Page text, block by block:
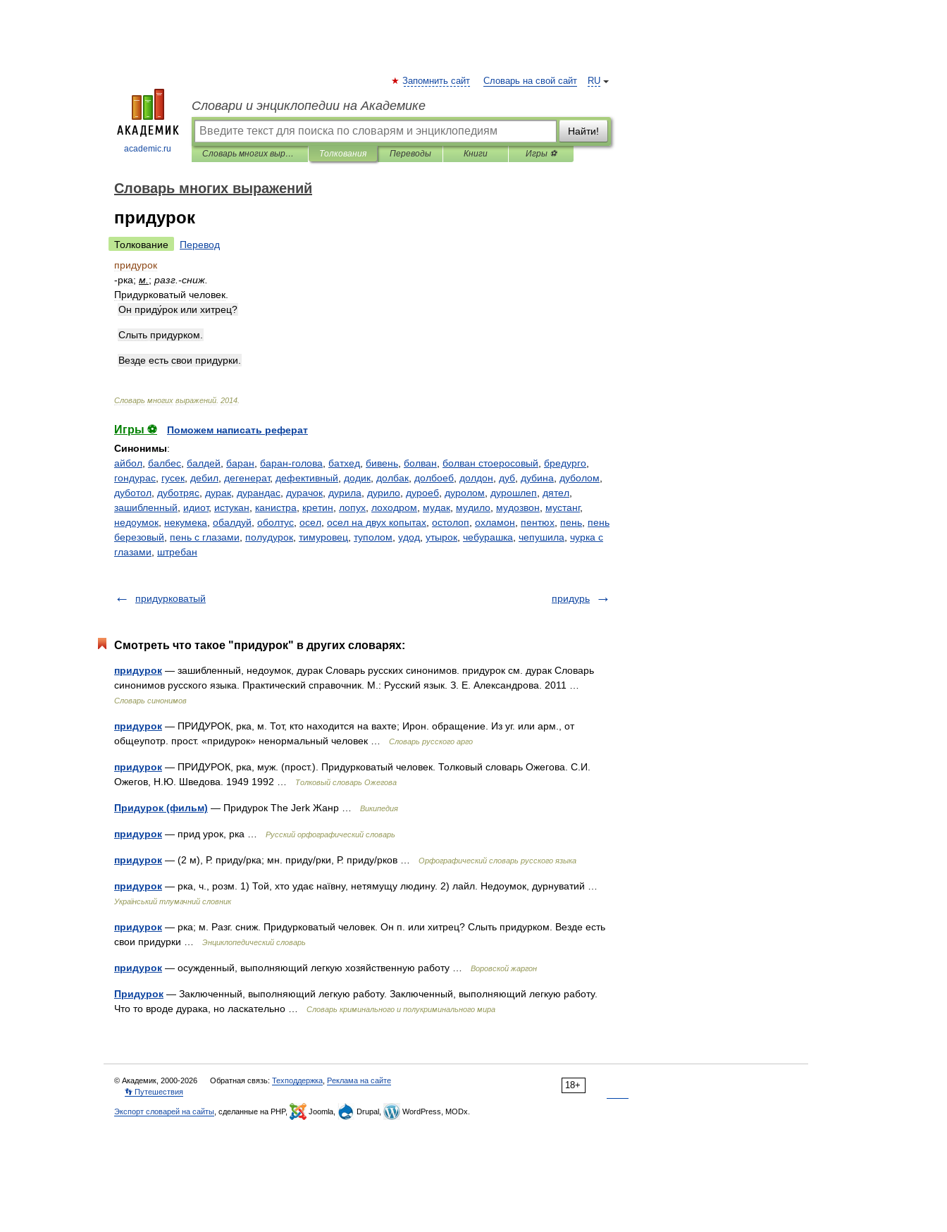
academic.ru
RU
Запомнить сайт Словарь на свой сайт
Словари и энциклопедии на Академике
Найти!
Словарь многих выражений Толкования Переводы Книги Игры ⚽
Словарь многих выражений
придурок
Толкование
Перевод
придурок
-рка; м ; разг .-сниж
Придурковатый человек
Он приду́рок или хитрец?
Слыть придурком
Везде есть свои придурки
Словарь многих выражений 2014
Игры ⚽
Поможем написать реферат
Синонимы:
айбол балбес балдей баран баран-голова батхед бивень болван болван стоеросовый бредурго
гондурас гусек дебил дегенерат, дефективный додик долбак долбоеб долдон дуб дубина дуболом
дуботол дуботряс дурак дурандас дурачок дурила дурило дуроеб дуролом дурошлеп дятел
зашибленный
идиот, истукан канистра кретин лопух лоходром мудак мудило мудозвон мустанг,
недоумок некумека обалдуй оболтус осел осел на двух копытах остолоп охламон пентюх пень пень
березовый
пень с глазами полудурок тимуровец туполом удод утырок чебурашка чепушила чурка с
глазами
штребан
придурковатый придурь
Смотреть что такое "придурок" в других словарях:
придурок — зашибленный, недоумок, дурак Словарь русских синонимов. придурок см. дурак Словарь
синонимов русского языка. Практический справочник. М.: Русский язык. З. Е. Александрова. 2011 …
Словарь синонимов
придурок — ПРИДУРОК, рка, м. Тот, кто находится на вахте; Ирон. обращение. Из уг. или арм., от
общеупотр. прост. «придурок» ненормальный человек …
Словарь русского арго
придурок — ПРИДУРОК, рка, муж. (прост.). Придурковатый человек. Толковый словарь Ожегова. С.И.
Ожегов, Н.Ю. Шведова. 1949 1992 …
Толковый словарь Ожегова
Придурок (фильм) — Придурок The Jerk Жанр … Википедия
придурок — прид урок, рка … Русский орфографический словарь
придурок — (2 м), Р. приду/рка; мн. приду/рки, Р. приду/рков … Орфографический словарь русского языка
придурок — рка, ч., розм. 1) Той, хто удає наївну, нетямущу людину. 2) лайл. Недоумок, дурнуватий …
Український тлумачний словник
придурок — рка; м. Разг. сниж. Придурковатый человек. Он п. или хитрец? Слыть придурком. Везде есть
свои придурки …
Энциклопедический словарь
придурок — осужденный, выполняющий легкую хозяйственную работу … Воровской жаргон
Придурок — Заключенный, выполняющий легкую работу. Заключенный, выполняющий легкую работу.
Что то вроде дурака, но ласкательно …
Словарь криминального и полукриминального мира
18+
© Академик, 2000-2026 Обратная связь: Техподдержка Реклама на сайте
👣 Путешествия
Экспорт словарей на сайты , сделанные на PHP, Joomla, Drupal, WordPress, MODx.